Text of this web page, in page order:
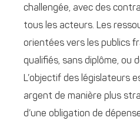
challengée, avec des
tous les acteurs. Les
orientées vers les publics
qualifiés, sans diplôme, ou
L’objectif des législateurs
argent de manière plus
d’une obligation de